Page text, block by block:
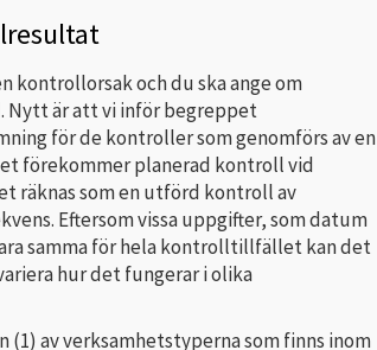
kontrollorsak och du ska ange om
Nytt är att vi inför begreppet
för de kontroller som genomförs av en
förekommer planerad kontroll vid
som en utförd kontroll av
Eftersom vissa uppgifter, som datum
samma för hela kontrolltillfället kan det
hur det fungerar i olika
av verksamhetstyperna som finns inom